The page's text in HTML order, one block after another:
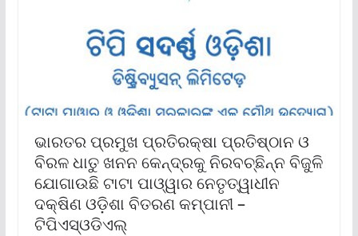
ଭାରତର ପ୍ରମୁଖ ପ୍ରତିରକ୍ଷା ପ୍ରତିଷ୍ଠାନ ଓ
ବିରଳ ଧାତୁ ଖନନ କେନ୍ଦ୍ରକୁ ନିରବଚ୍ଛିନ୍ନ ବିଜୁଳି
ଯୋଗାଉଛି ଟାଟା ପାଓ୍ୱାର ନେତୃତ୍ୱାଧୀନ
ଦକ୍ଷିଣ ଓଡ଼ିଶା ବିତରଣ କମ୍ପାନୀ –
ଟିପିଏସ୍ଓଡିଏଲ୍